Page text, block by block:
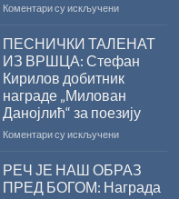
Коментари су искљученина
Сали
СКЗ
одржано
свечано
уручење
Награде
„Стеван
ПЕСНИЧКИ ТАЛЕНАТ
ИЗ ВРШЦА: Стефан
Кирилов добитник
награде „Милован
Данојлић“ за поезију
Коментари су искљученина
ТАЛЕНАТ
ВРШЦА:
РЕЧ ЈЕ НАШ ОБРАЗ
ПРЕД БОГОМ: Награда